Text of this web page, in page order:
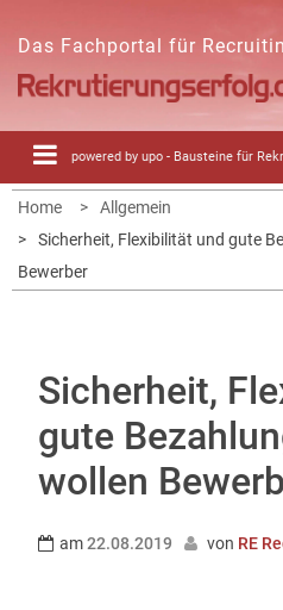
content
Das Fachportal für
powered by upo - Bausteine für
Home
Allgemein
Sicherheit, Flexibilität und gute
Bewerber
Sicherheit,
gute
wollen
am22.08.2019 von RE